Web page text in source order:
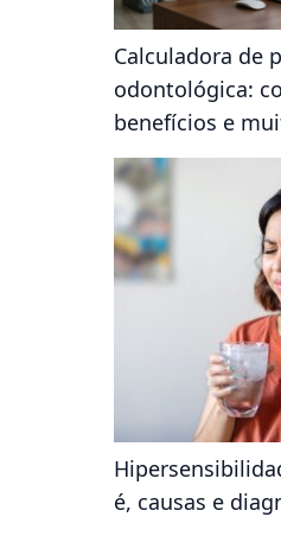
Calculadora de
odontológica:
benefícios e
é, causas e